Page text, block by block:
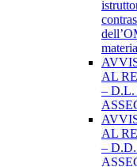
AL
– D.L.
AL
–